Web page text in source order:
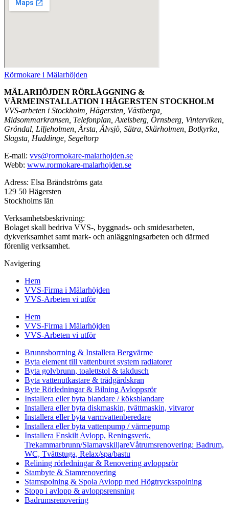
Rörmokare i Mälarhöjden
MÄLARHÖJDEN RÖRLÄGGNING &
VÄRMEINSTALLATION I HÄGERSTEN STOCKHOLM
VVS-arbeten i Stockholm, Hägersten, Västberga,
Midsommarkransen, Telefonplan, Axelsberg, Örnsberg, Vinterviken,
Gröndal, Liljeholmen, Årsta, Älvsjö, Sätra, Skärholmen, Botkyrka,
Slagsta, Huddinge, Segeltorp
E-mail: vvs@rormokare-malarhojden.se
Webb: www.rormokare-malarhojden.se
Adress: Elsa Brändströms gata
129 50 Hägersten
Stockholms län
Verksamhetsbeskrivning:
Bolaget skall bedriva VVS-, byggnads- och smidesarbeten,
dykverksamhet samt mark- och anläggningsarbeten och därmed
förenlig verksamhet.
Navigering
Hem
VVS-Firma i Mälarhöjden
VVS-Arbeten vi utför
Hem
VVS-Firma i Mälarhöjden
VVS-Arbeten vi utför
Brunnsborrning & Installera Bergvärme
Byta element till vattenburet system radiatorer
Byta golvbrunn, toalettstol & takdusch
Byta vattenutkastare & trädgårdskran
Byte Rörledningar & Bilning Avloppsrör
Installera eller byta blandare / köksblandare
Installera eller byta diskmaskin, tvättmaskin, vitvaror
Installera eller byta varmvattenberedare
Installera eller byta vattenpump / värmepump
Installera Enskilt Avlopp, Reningsverk,
Trekammarbrunn/SlamavskiljareVåtrumsrenovering: Badrum,
WC, Tvättstuga, Relax/spa/bastu
Relining rörledningar & Renovering avloppsrör
Stambyte & Stamrenovering
Stamspolning & Spola Avlopp med Högtrycksspolning
Stopp i avlopp & avloppsrensning
Badrumsrenovering